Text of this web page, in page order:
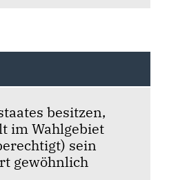
besitzen,
im Wahlgebiet
sein
gewöhnlich